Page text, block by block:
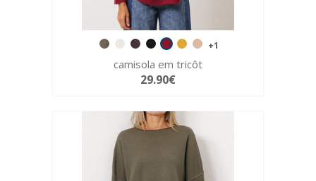
+1
camisola em tricôt
29.90€